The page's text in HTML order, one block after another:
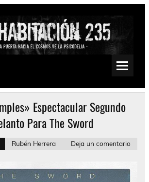
Doom, Sludge, Fuzz, Space, Drone
Espectacular Segundo
Para The Sword
Rubén Herrera Deja un comentario